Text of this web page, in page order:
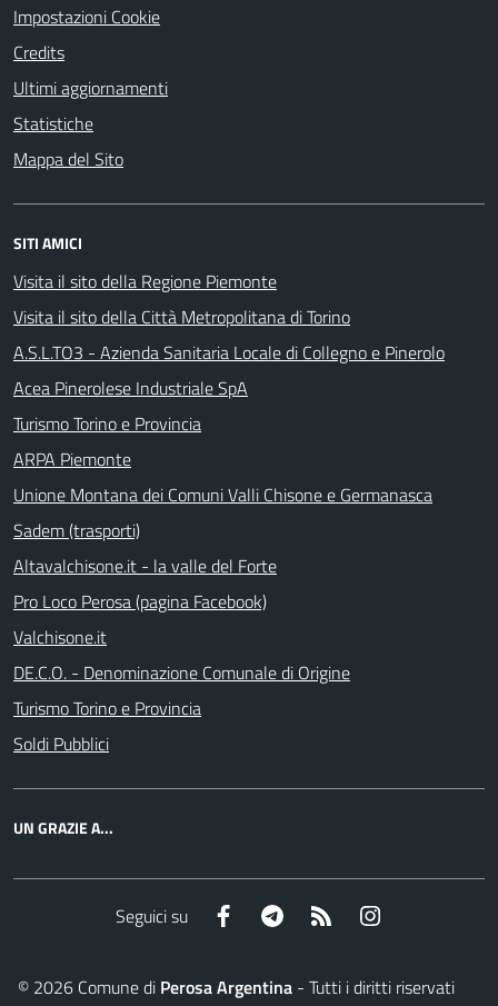
Impostazioni Cookie
Credits
Ultimi aggiornamenti
Statistiche
Mappa del Sito
SITI AMICI
Visita il sito della Regione Piemonte
Visita il sito della Città Metropolitana di Torino
A.S.L.TO3 - Azienda Sanitaria Locale di Collegno e Pinerolo
Acea Pinerolese Industriale SpA
Turismo Torino e Provincia
ARPA Piemonte
Unione Montana dei Comuni Valli Chisone e Germanasca
Sadem (trasporti)
Altavalchisone.it - la valle del Forte
Pro Loco Perosa (pagina Facebook)
Valchisone.it
DE.C.O. - Denominazione Comunale di Origine
Turismo Torino e Provincia
Soldi Pubblici
UN GRAZIE A...
Seguici su Facebook Telegram RSS
© 2026Comune di Perosa Argentina- Tutti i diritti riservati